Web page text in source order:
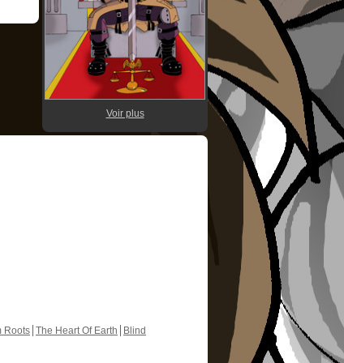
Voir plus
Roots The Heart Of Earth
Blind